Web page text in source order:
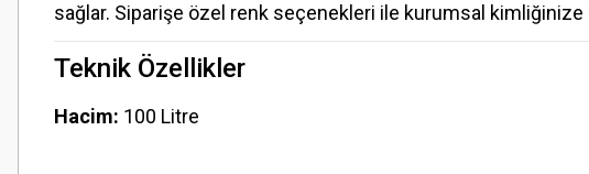
sağlar. Siparişe özel renk seçenekleri ile kurumsal
Teknik Özellikler
Hacim: 100 Litre